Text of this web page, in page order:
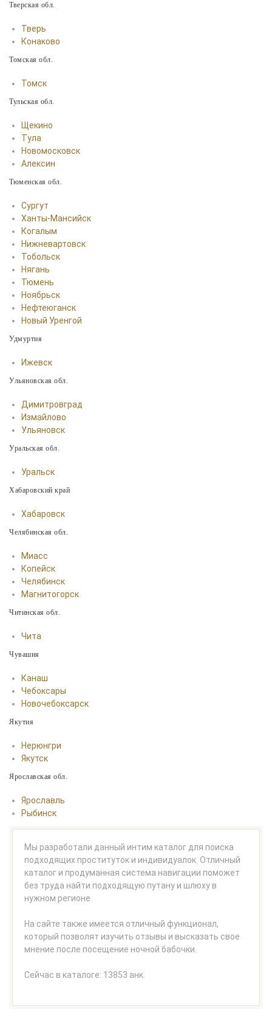
Тверская обл.
Тверь
Конаково
Томская обл.
Томск
Тульская обл.
Щекино
Тула
Новомосковск
Алексин
Тюменская обл.
Сургут
Ханты-Мансийск
Когалым
Нижневартовск
Тобольск
Нягань
Тюмень
Ноябрьск
Нефтеюганск
Новый Уренгой
Удмуртия
Ижевск
Ульяновская обл.
Димитровград
Измайлово
Ульяновск
Уральская обл.
Уральск
Хабаровский край
Хабаровск
Челябинская обл.
Миасс
Копейск
Челябинск
Магнитогорск
Читинская обл.
Чита
Чувашия
Канаш
Чебоксары
Новочебоксарск
Якутия
Нерюнгри
Якутск
Ярославская обл.
Ярославль
Рыбинск
Мы разработали данный интим каталог для поиска
подходящих проституток и индивидуалок. Отличный
каталог и продуманная система навигации поможет
без труда найти подходящую путану и шлюху в
нужном регионе
На сайте также имеется отличный функционал,
который позволят изучить отзывы и высказать свое
мнение после посещение ночной бабочки.
Сейчас в каталоге: 13853 анк.